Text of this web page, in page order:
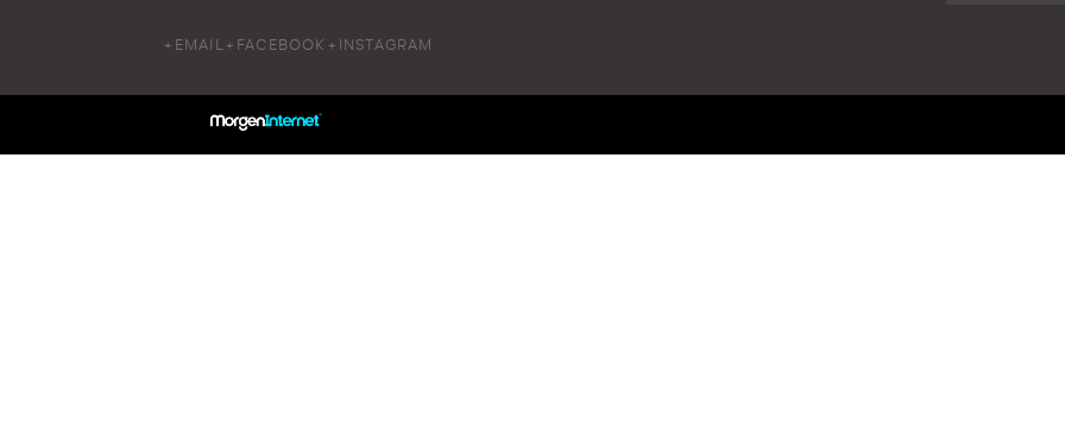
+EMAIL+FACEBOOK +INSTAGRAM